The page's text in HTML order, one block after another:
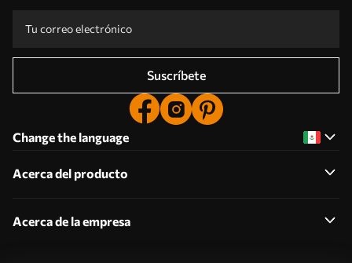
Suscríbete
Change the language
Acerca del producto
Acerca de la empresa